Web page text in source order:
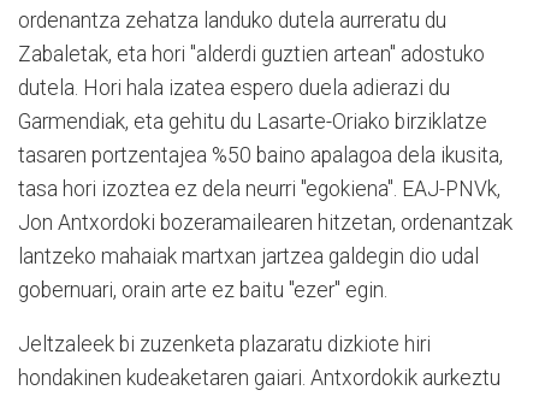
ordenantza zehatza landuko dutela aurreratu du
Zabaletak, eta hori "alderdi guztien artean" adostuko
dutela. Hori hala izatea espero duela adierazi du
Garmendiak, eta gehitu du Lasarte-Oriako birziklatze
tasaren portzentajea %50 baino apalagoa dela ikusita,
tasa hori izoztea ez dela neurri "egokiena". EAJ-PNVk,
Jon Antxordoki bozeramailearen hitzetan, ordenantzak
lantzeko mahaiak martxan jartzea galdegin dio udal
gobernuari, orain arte ez baitu "ezer" egin.
Jeltzaleek bi zuzenketa plazaratu dizkiote hiri
hondakinen kudeaketaren gaiari. Antxordokik aurkeztu